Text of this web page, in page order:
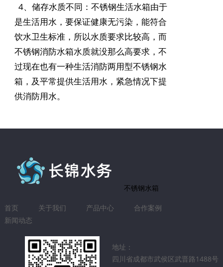
4、储存水质不同：不锈钢生活水箱由于
是生活用水，要保证健康无污染，能符合
饮水卫生标准，所以水质要求比较高，而
不锈钢消防水箱水质就没那么高要求，不
过现在也有一种生活消防两用型不锈钢水
箱，及平常提供生活用水，紧急情况下提
供消防用水。
不锈钢水箱
首页 关于我们 产品中心
合作案例
新闻动态
地址：
四川省成都市武侯区武晋路1488号